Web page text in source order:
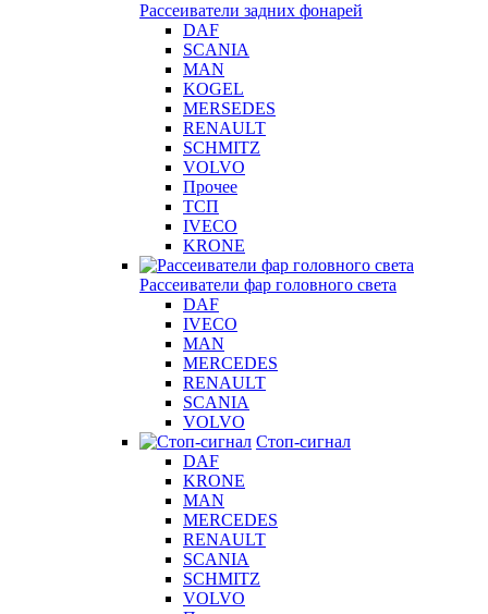
Рассеиватели задних фонарей
DAF
SCANIA
MAN
KOGEL
MERSEDES
RENAULT
SCHMITZ
VOLVO
Прочее
ТСП
IVECO
KRONE
Рассеиватели фар головного света
DAF
IVECO
MAN
MERCEDES
RENAULT
SCANIA
VOLVO
Стоп-сигнал
DAF
KRONE
MAN
MERCEDES
RENAULT
SCANIA
SCHMITZ
VOLVO